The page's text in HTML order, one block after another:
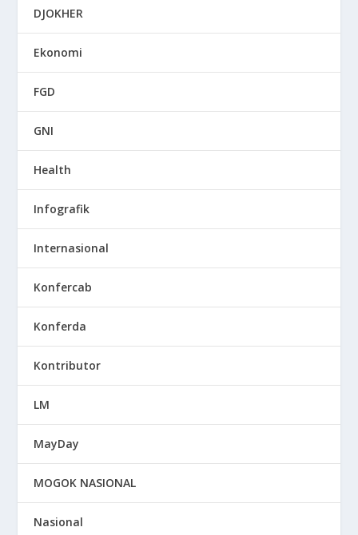
DJOKHER
Ekonomi
FGD
GNI
Health
Infografik
Internasional
Konfercab
Konferda
Kontributor
LM
MayDay
MOGOK NASIONAL
Nasional